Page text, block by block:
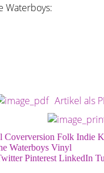
Waterboys:
Artikel als
Coverversion Folk Indie
Waterboys Vinyl
Pinterest LinkedIn